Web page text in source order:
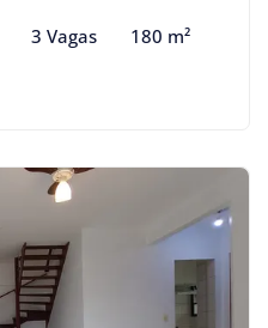
3 Vagas 180 m²